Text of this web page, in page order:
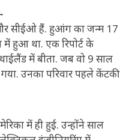
सीईओ हैं. हुआंग का जन्म 17
में हुआ था. एक रिपोर्ट के
में बीता. जब वो 9 साल
उनका परिवार पहले केंटकी
में ही हुई. उन्होंने साल